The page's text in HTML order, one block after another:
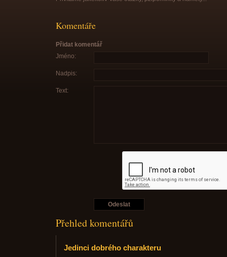
Komentáře
Přidat komentář
Jméno:
Nadpis:
Text:
Přehled komentářů
Jedinci dobrého charakteru